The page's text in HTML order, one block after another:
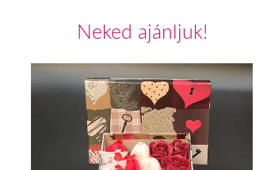
Neked ajánljuk!